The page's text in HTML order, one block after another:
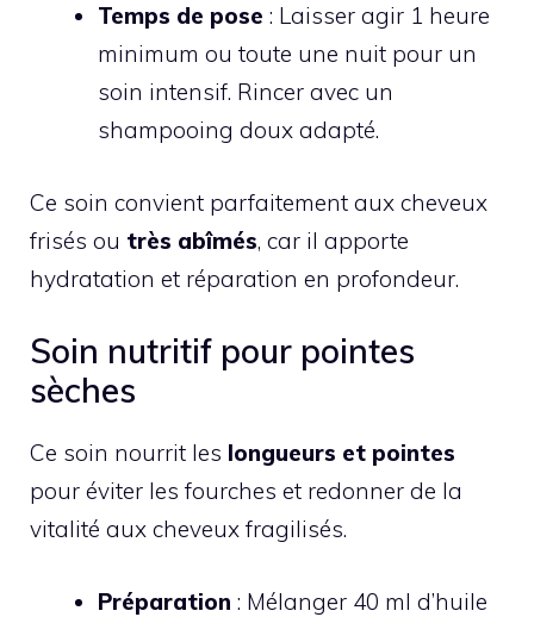
Temps de pose : Laisser agir 1 heure
minimum ou toute une nuit pour un
soin intensif. Rincer avec un
shampooing doux adapté.
Ce soin convient parfaitement aux cheveux
frisés ou très abîmés, car il apporte
hydratation et réparation en profondeur.
Soin nutritif pour pointes
sèches
Ce soin nourrit les longueurs et pointes
pour éviter les fourches et redonner de la
vitalité aux cheveux fragilisés.
Préparation : Mélanger 40 ml d’huile